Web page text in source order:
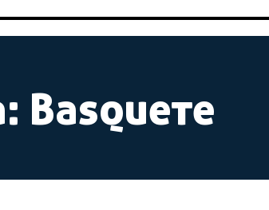
Basquete